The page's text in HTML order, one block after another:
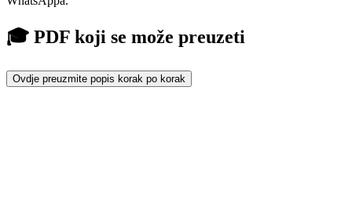
🎓 PDF koji se može preuzeti
Ovdje preuzmite popis korak po korak